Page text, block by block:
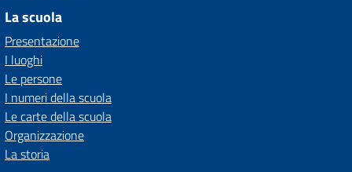
La scuola
Presentazione
I luoghi
Le persone
I numeri della scuola
Le carte della scuola
Organizzazione
La storia